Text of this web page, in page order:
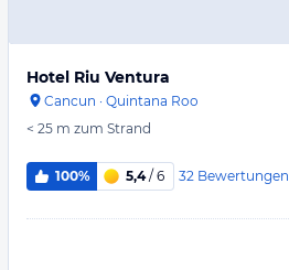
Hotel Riu Ventura
Cancun · Quintana Roo
< 25 m zum Strand
100% 5,4/ 6 32 Bewertungen